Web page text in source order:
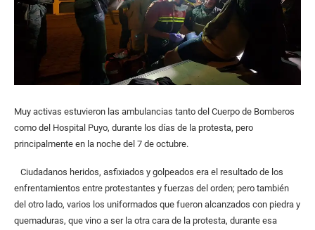
Muy activas estuvieron las ambulancias tanto del Cuerpo de Bomberos
como del Hospital Puyo, durante los días de la protesta, pero
principalmente en la noche del 7 de octubre.
Ciudadanos heridos, asfixiados y golpeados era el resultado de los
enfrentamientos entre protestantes y fuerzas del orden; pero también
del otro lado, varios los uniformados que fueron alcanzados con piedra y
quemaduras, que vino a ser la otra cara de la protesta, durante esa